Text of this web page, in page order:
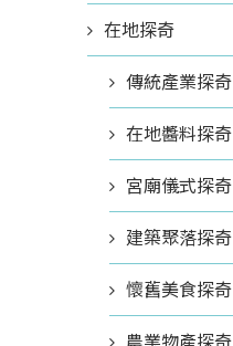
在地探奇
傳統產業探奇
在地醬料探奇
宮廟儀式探奇
建築聚落探奇
懷舊美食探奇